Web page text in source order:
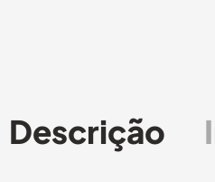
Descrição